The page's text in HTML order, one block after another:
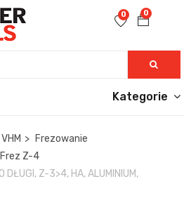
0
0
Kategorie
Frezowanie
Frez Z-4
Z-3>4, HA, ALUMINIUM,